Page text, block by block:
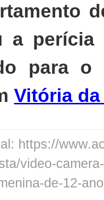
a
para o
Vitória
https://
video-
de-12-